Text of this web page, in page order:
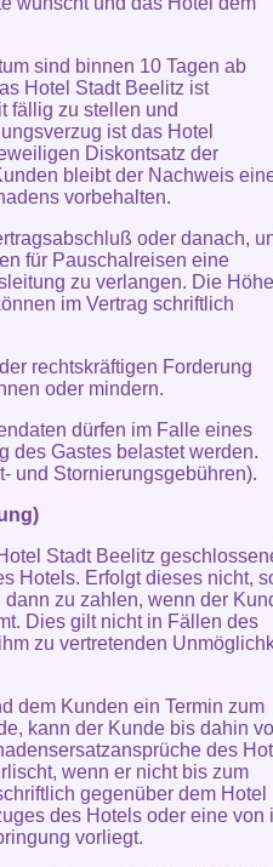
sind binnen 10 Tagen ab
Hotel Stadt Beelitz ist
fällig zu stellen und
ist das Hotel
Diskontsatz der
bleibt der Nachweis
vorbehalten.
oder danach,
für Pauschalreisen eine
zu verlangen. Die Höhe
im Vertrag schriftlich
rechtskräftigen Forderung
oder mindern.
dürfen im Falle eines
des Gastes belastet werden.
und Stornierungsgebühren).
Stadt Beelitz
Hotels. Erfolgt dieses nicht,
zu zahlen, wenn der
Dies gilt nicht in Fällen des
zu vertretenden
dem Kunden ein Termin zum
kann der Kunde bis dahin
des
wenn er nicht bis zum
gegenüber dem Hotel
des Hotels oder eine von
vorliegt.